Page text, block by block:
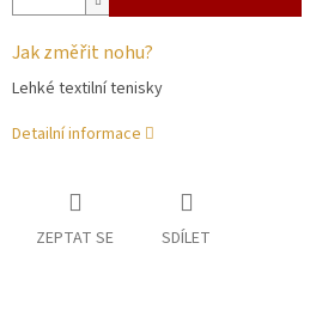
Jak změřit nohu?
Lehké textilní tenisky
Detailní informace
ZEPTAT SE SDÍLET